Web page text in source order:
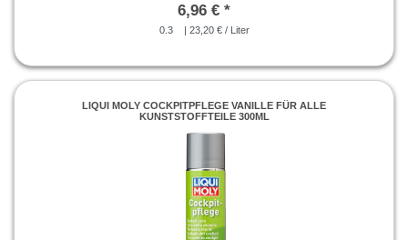
6,96 € *
0.3 | 23,20 € / Liter
LIQUI MOLY COCKPITPFLEGE VANILLE FÜR ALLE
KUNSTSTOFFTEILE 300ML